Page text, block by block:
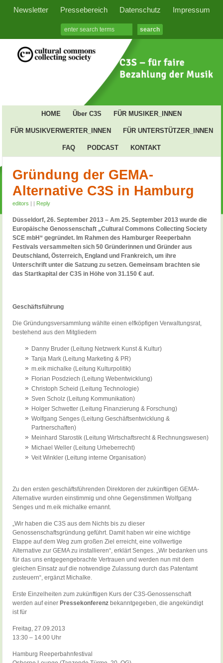
Newsletter Pressebereich Datenschutz Impressum
HOME Über C3S FÜR MUSIKER_INNEN
FÜR MUSIKVERWERTER_INNEN FÜR UNTERSTÜTZER_INNEN
FAQ PODCAST KONTAKT
Gründung der GEMA-
Alternative C3S in Hamburg
editors | | Reply
Düsseldorf, 26. September 2013 – Am 25. September 2013 wurde die
Europäische Genossenschaft „Cultural Commons Collecting Society
SCE mbH“ gegründet. Im Rahmen des Hamburger Reeperbahn
Festivals versammelten sich 50 Gründerinnen und Gründer aus
Deutschland, Österreich, England und Frankreich, um ihre
Unterschrift unter die Satzung zu setzen. Gemeinsam brachten sie
das Startkapital der C3S in Höhe von 31.150 € auf.
Geschäftsführung
Die Gründungsversammlung wählte einen elfköpfigen Verwaltungsrat,
bestehend aus den Mitgliedern
Danny Bruder (Leitung Netzwerk Kunst & Kultur)
Tanja Mark (Leitung Marketing & PR)
m.eik michalke (Leitung Kulturpolitik)
Florian Posdziech (Leitung Webentwicklung)
Christoph Scheid (Leitung Technologie)
Sven Scholz (Leitung Kommunikation)
Holger Schwetter (Leitung Finanzierung & Forschung)
Wolfgang Senges (Leitung Geschäftsentwicklung &
Partnerschaften)
Meinhard Starostik (Leitung Wirtschaftsrecht & Rechnungswesen)
Michael Weller (Leitung Urheberrecht)
Veit Winkler (Leitung interne Organisation)
Zu den ersten geschäftsführenden Direktoren der zukünftigen GEMA-
Alternative wurden einstimmig und ohne Gegenstimmen Wolfgang
Senges und m.eik michalke ernannt.
„Wir haben die C3S aus dem Nichts bis zu dieser
Genossenschaftsgründung geführt. Damit haben wir eine wichtige
Etappe auf dem Weg zum großen Ziel erreicht, eine vollwertige
Alternative zur GEMA zu installieren“, erklärt Senges. „Wir bedanken uns
für das uns entgegengebrachte Vertrauen und werden nun mit dem
gleichen Einsatz auf die notwendige Zulassung durch das Patentamt
zusteuern“, ergänzt Michalke.
Erste Einzelheiten zum zukünftigen Kurs der C3S-Genossenschaft
werden auf einer Pressekonferenz bekanntgegeben, die angekündigt
ist für
Freitag, 27.09.2013
13:30 – 14:00 Uhr
Hamburg Reeperbahnfestival